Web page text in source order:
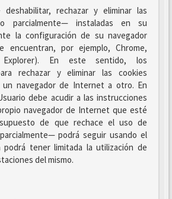
deshabilitar, rechazar y eliminar las
parcialmente— instaladas en su
la configuración de su navegador
encuentran, por ejemplo, Chrome,
Explorer). En este sentido, los
rechazar y eliminar las cookies
navegador de Internet a otro. En
debe acudir a las instrucciones
navegador de Internet que esté
de que rechace el uso de
podrá seguir usando el
tener limitada la utilización de
del mismo.